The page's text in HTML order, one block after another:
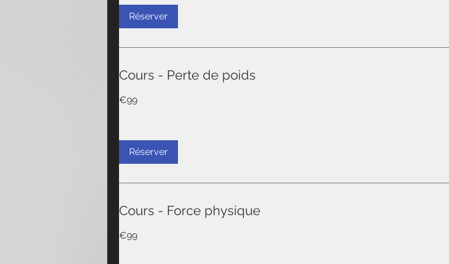
Réserver
Cours - Perte de poids
euros
€99
Réserver
Cours - Force physique
euros
€99